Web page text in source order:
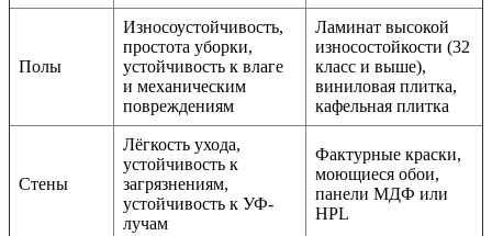
Полы
Износоустойчивость,
простота уборки,
устойчивость к влаге
и механическим
повреждениям
Ламинат высокой
износостойкости (32
класс и выше),
виниловая плитка,
кафельная плитка
Стены
Лёгкость ухода,
устойчивость к
загрязнениям,
устойчивость к УФ-
лучам
Фактурные краски,
моющиеся обои,
панели МДФ или
HPL